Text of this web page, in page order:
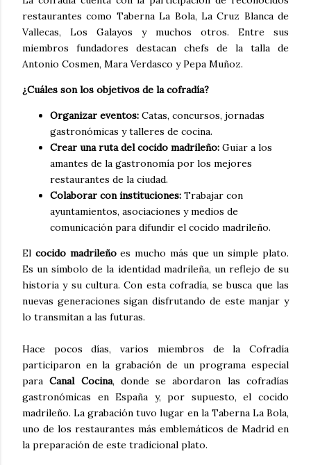
restaurantes como Taberna La Bola, La Cruz Blanca de
Vallecas, Los Galayos y muchos otros. Entre sus
miembros fundadores destacan chefs de la talla de
Antonio Cosmen, Mara Verdasco y Pepa Muñoz.
¿Cuáles son los objetivos de la cofradía?
Organizar eventos: Catas, concursos, jornadas
gastronómicas y talleres de cocina.
Crear una ruta del cocido madrileño: Guiar a los
amantes de la gastronomía por los mejores
restaurantes de la ciudad.
Colaborar con instituciones: Trabajar con
ayuntamientos, asociaciones y medios de
comunicación para difundir el cocido madrileño.
El cocido madrileñoes mucho más que un simple plato.
Es un símbolo de la identidad madrileña, un reflejo de su
historia y su cultura. Con esta cofradía, se busca que las
nuevas generaciones sigan disfrutando de este manjar y
lo transmitan a las futuras.
Hace pocos días, varios miembros de la Cofradía
participaron en la grabación de un programa especial
paraCanal Cocina, donde se abordaron las cofradías
gastronómicas en España y, por supuesto, el cocido
madrileño. La grabación tuvo lugar en la Taberna La Bola,
uno de los restaurantes más emblemáticos de Madrid en
la preparación de este tradicional plato.